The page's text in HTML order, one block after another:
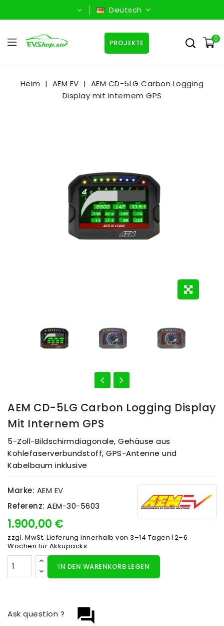
Deutsch
0
PROJEKTE
Heim AEM EV
AEM CD-5LG Carbon Logging
Display mit internem GPS
AEM CD-5LG Carbon Logging Display
Mit Internem GPS
5-Zoll-Bildschirmdiagonale, Gehäuse aus
Kohlefaserverbundstoff, GPS-Antenne und
Kabelbaum inklusive
Marke: AEM EV
Referenz: AEM-30-5603
1.900,00 €
zzgl. MwSt. Lieferung innerhalb von 3–14 Tagen | 2–6
Wochen für Akkupacks.
IN DEN WARENKORB LEGEN
question_answer
Ask question ?